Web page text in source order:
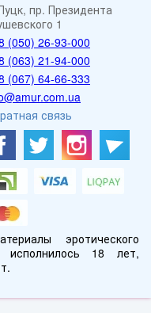
пр. Президента
1
(050) 26-93-000
(063) 21-94-000
(067) 64-66-333
связь
эротического
18 лет,